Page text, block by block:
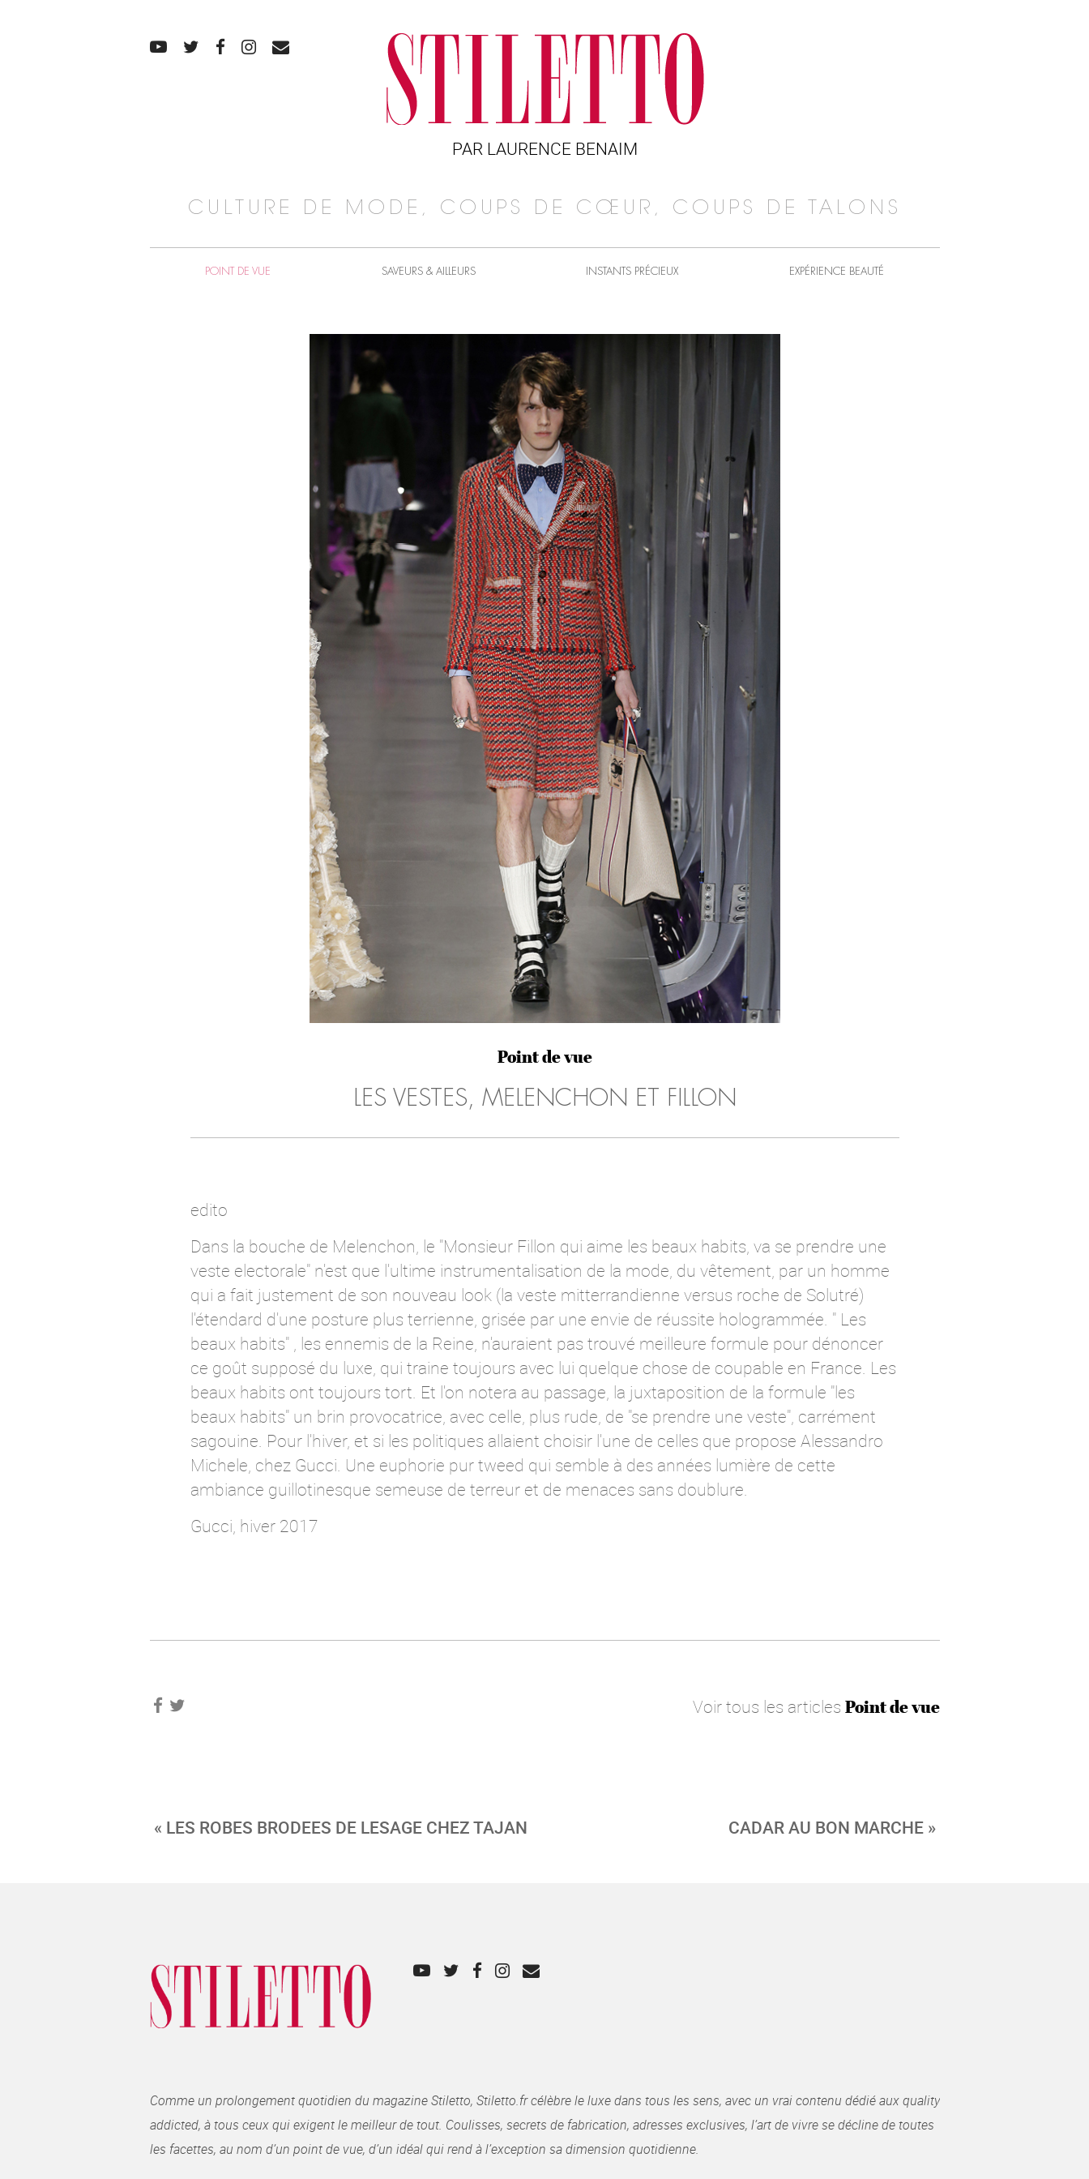
PAR LAURENCE BENAIM
CULTURE DE MODE, COUPS DE CŒUR, COUPS DE TALONS
POINT DE VUE SAVEURS & AILLEURS INSTANTS PRÉCIEUX EXPÉRIENCE BEAUTÉ
Point de vue
LES VESTES, MELENCHON ET FILLON
edito
Dans la bouche de Melenchon, le "Monsieur Fillon qui aime les beaux habits, va se prendre une
veste electorale" n'est que l'ultime instrumentalisation de la mode, du vêtement, par un homme
qui a fait justement de son nouveau look (la veste mitterrandienne versus roche de Solutré)
l'étendard d'une posture plus terrienne, grisée par une envie de réussite hologrammée. " Les
beaux habits" , les ennemis de la Reine, n'auraient pas trouvé meilleure formule pour dénoncer
ce goût supposé du luxe, qui traine toujours avec lui quelque chose de coupable en France. Les
beaux habits ont toujours tort. Et l'on notera au passage, la juxtaposition de la formule "les
beaux habits" un brin provocatrice, avec celle, plus rude, de "se prendre une veste", carrément
sagouine. Pour l'hiver, et si les politiques allaient choisir l'une de celles que propose Alessandro
Michele, chez Gucci. Une euphorie pur tweed qui semble à des années lumière de cette
ambiance guillotinesque semeuse de terreur et de menaces sans doublure.
Gucci, hiver 2017
Voir tous les articles Point de vue
« LES ROBES BRODEES DE LESAGE CHEZ TAJAN CADAR AU BON MARCHE »
Comme un prolongement quotidien du magazine Stiletto, Stiletto.fr célèbre le luxe dans tous les sens, avec un vrai contenu dédié aux quality
addicted, à tous ceux qui exigent le meilleur de tout. Coulisses, secrets de fabrication, adresses exclusives, l’art de vivre se décline de toutes
les facettes, au nom d’un point de vue, d’un idéal qui rend à l’exception sa dimension quotidienne.